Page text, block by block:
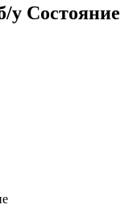
у Состояние